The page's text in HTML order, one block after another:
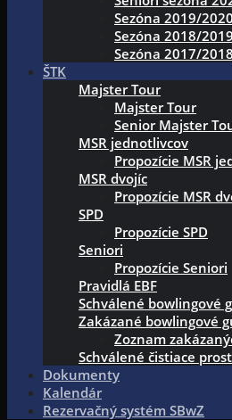
Sezóna 2019/2020
Sezóna 2018/2019
Sezóna 2017/2018
ŠTK
Majster Tour
Majster Tour
Senior Majster
MSR jednotlivcov
Propozície MSR
MSR dvojíc
Propozície MSR
SPD
Propozície SPD
Seniori
Propozície Seniori
Pravidlá EBF
Schválené bowlingové
Zakázané bowlingové
Zoznam
Schválené čistiace
Dokumenty
Kalendár
Rezervačný systém SBwZ